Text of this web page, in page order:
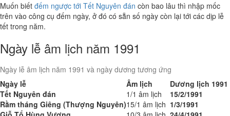
Muốn biết đếm ngược tới Tết Nguyên đán còn bao lâu thì nhập mốc
trên vào công cụ đếm ngày, ở đó có sẵn số ngày còn lại tới các dịp lễ
tết trong năm.
Ngày lễ âm lịch năm 1991
Ngày lễ âm lịch năm 1991 và ngày dương tương ứng
Ngày lễ
Âm lịch
Dương lịch 1991
Tết Nguyên đán
1/1 âm lịch
15/2/1991
Rằm tháng Giêng (Thượng Nguyên)15/1 âm lịch 1/3/1991